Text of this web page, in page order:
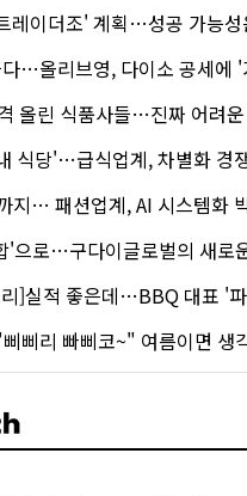
레이더조' 계획…성공 가능
올리브영, 다이소 공세에 '가성
올린 식품사들…진짜 어려
식당'…급식업계, 차별화 경
지… 패션업계, AI 시스템화
'으로…구다이글로벌의 새로
실적 좋은데…BBQ 대표 '파리목
리 빠삐코~" 여름이면 생각나